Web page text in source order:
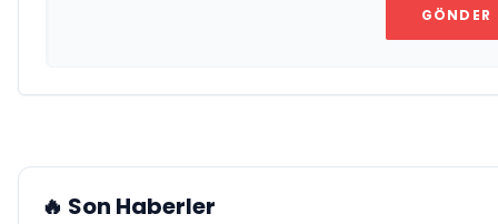
GÖNDER
🔥 Son Haberler